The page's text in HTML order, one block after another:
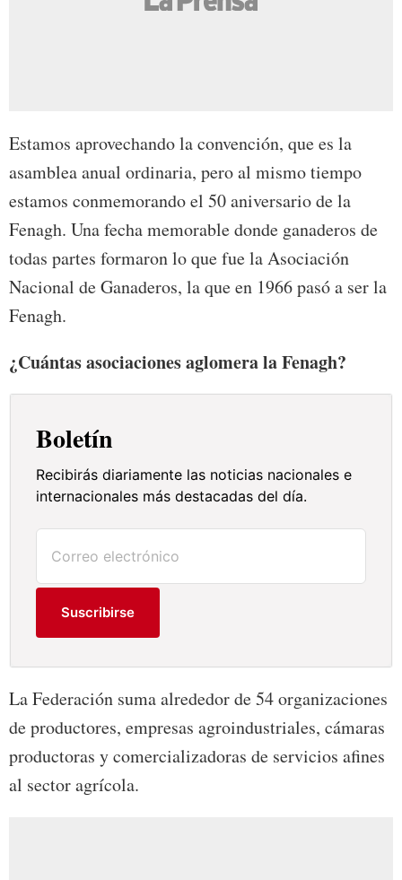
Estamos aprovechando la convención, que es la
asamblea anual ordinaria, pero al mismo tiempo
estamos conmemorando el 50 aniversario de la
Fenagh. Una fecha memorable donde ganaderos de
todas partes formaron lo que fue la Asociación
Nacional de Ganaderos, la que en 1966 pasó a ser la
Fenagh.
¿Cuántas asociaciones aglomera la Fenagh?
Boletín
Recibirás diariamente las noticias nacionales e
internacionales más destacadas del día.
Suscribirse
La Federación suma alrededor de 54 organizaciones
de productores, empresas agroindustriales, cámaras
productoras y comercializadoras de servicios afines
al sector agrícola.